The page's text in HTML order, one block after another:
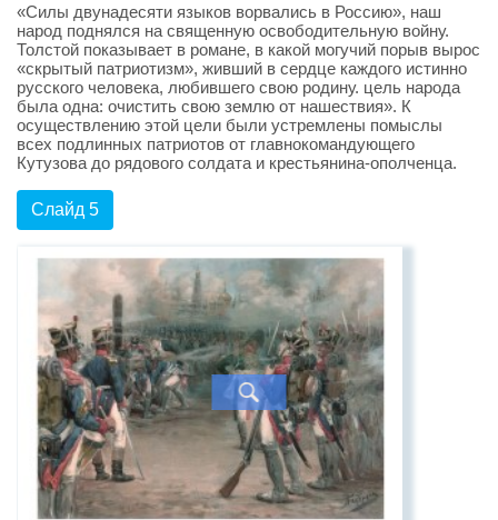
«Силы двунадесяти языков ворвались в Россию», наш
народ поднялся на священную освободительную войну.
Толстой показывает в романе, в какой могучий порыв вырос
«скрытый патриотизм», живший в сердце каждого истинно
русского человека, любившего свою родину. цель народа
была одна: очистить свою землю от нашествия». К
осуществлению этой цели были устремлены помыслы
всех подлинных патриотов от главнокомандующего
Кутузова до рядового солдата и крестьянина-ополченца.
Слайд 5